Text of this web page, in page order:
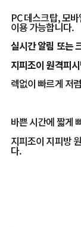
PC 데스크탑, 모
이용 가능합니다.
실시간 알림 또는
지피조이 원격피
렉없이 빠르게 저
바쁜 시간에 짧게
지피조이 지피방
다.